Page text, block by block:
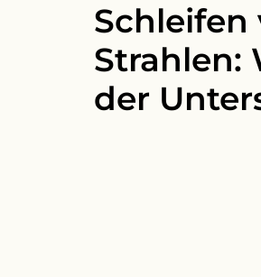
Schleifen
Strahlen:
der